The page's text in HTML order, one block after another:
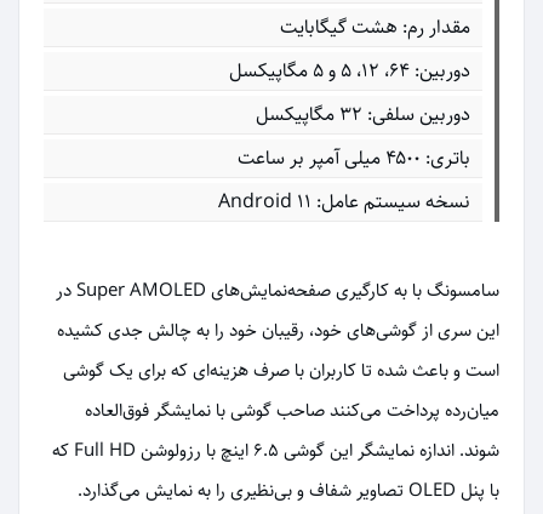
مقدار رم: هشت گیگابایت
دوربین: ۶۴، ۱۲، ۵ و ۵ مگاپیکسل
دوربین سلفی: ۳۲ مگاپیکسل
باتری: ۴۵۰۰ میلی آمپر بر ساعت
نسخه سیستم عامل: Android 11
سامسونگ با به کارگیری صفحه‌نمایش‌های Super AMOLED در
این سری از گوشی‌های خود، رقیبان خود را به چالش جدی‌ کشیده
است و باعث شده تا کاربران با صرف هزینه‌ای که برای یک گوشی
میان‌رده پرداخت می‌کنند صاحب گوشی با نمایشگر فوق‌العاده
شوند. اندازه نمایشگر این گوشی 6.5 اینچ با رزولوشن Full HD که
با پنل OLED تصاویر شفاف و بی‌نظیری را به نمایش می‌گذارد.